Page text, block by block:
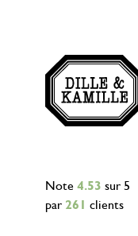
Note 4.53 sur 5
par 261 clients